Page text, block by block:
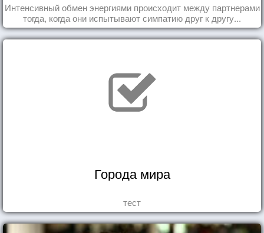
Интенсивный обмен энергиями происходит между партнерами
тогда, когда они испытывают симпатию друг к другу...
Города мира
тест